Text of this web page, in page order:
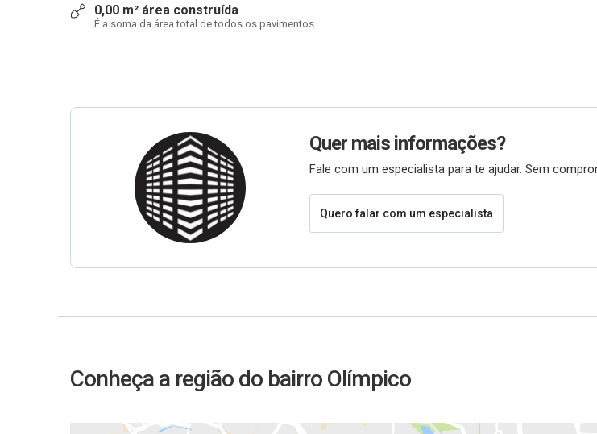
0,00 m² área construída
É a soma da área total de todos os pavimentos
Quer mais informações?
Fale com um especialista para te ajudar. Sem
Quero falar com um especialista
Conheça a região do bairro Olímpico